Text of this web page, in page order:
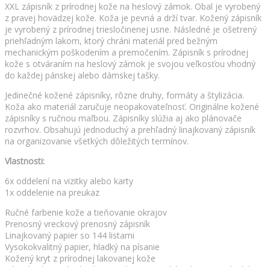
XXL zápisník z prírodnej kože na heslový zámok. Obal je vyrobený
z pravej hovädzej kože. Koža je pevná a drží tvar. Kožený zápisník
je vyrobený z prírodnej triesločinenej usne. Následné je ošetrený
priehľadným lakom, ktorý chráni materiál pred bežným
mechanickým poškodením a premočením. Zápisník s prírodnej
kože s otváraním na heslový zámok je svojou veľkosťou vhodný
do každej pánskej alebo dámskej tašky.
Jedinečné kožené zápisníky, rôzne druhy, formáty a štylizácia.
Koža ako materiál zaručuje neopakovateľnosť. Originálne kožené
zápisníky s ručnou maľbou. Zápisníky slúžia aj ako plánovače
rozvrhov. Obsahujú jednoduchý a prehľadný linajkovaný zápisník
na organizovanie všetkých dôležitých termínov.
Vlastnosti:
6x oddelení na vizitky alebo karty
1x oddelenie na preukaz
Ručné farbenie kože a tieňovanie okrajov
Prenosný vreckový prenosný zápisník
Linajkovaný papier so 144 listami
Vysokokvalitný papier, hladký na písanie
Kožený kryt z prírodnej lakovanej kože